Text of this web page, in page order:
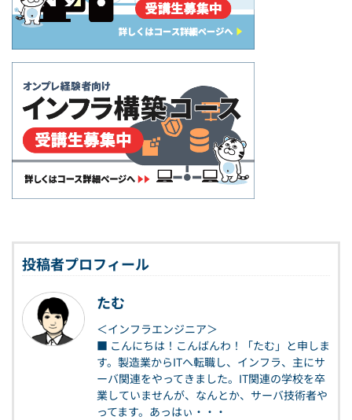
投稿者プロフィール
たむ
＜インフラエンジニア＞
■ こんにちは！こんばんわ！「たむ」と申しま
す。製造業からITへ転職し、インフラ、主にサ
ーバ関連をやってきました。IT関連の学校を卒
業していませんが、なんとか、サーバ技術者や
ってます。あっはぃ・・・